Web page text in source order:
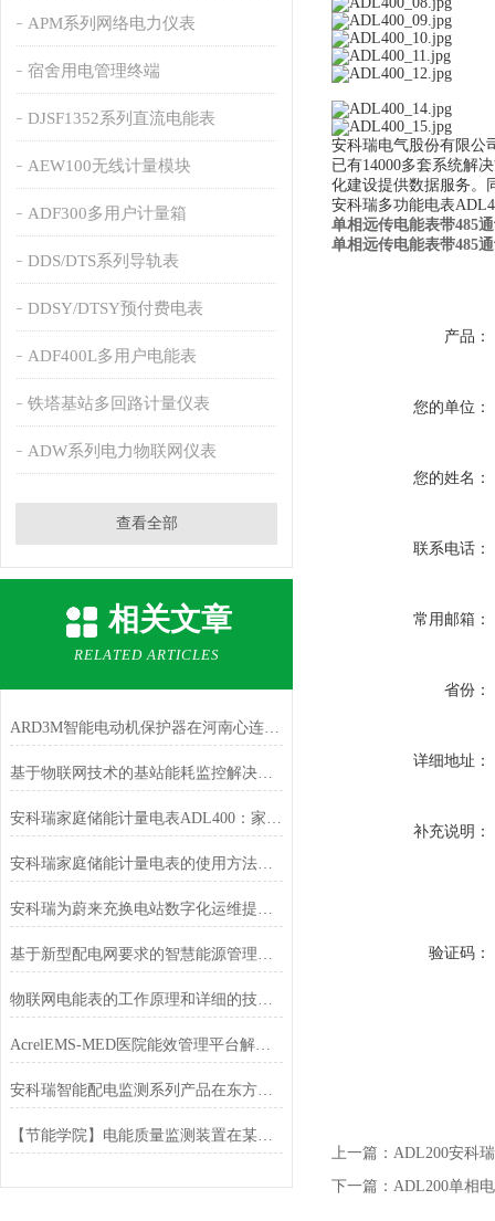
APM系列网络电力仪表
宿舍用电管理终端
DJSF1352系列直流电能表
AEW100无线计量模块
ADF300多用户计量箱
DDS/DTS系列导轨表
DDSY/DTSY预付费电表
ADF400L多用户电能表
铁塔基站多回路计量仪表
ADW系列电力物联网仪表
查看全部
相关文章
RELATED ARTICLES
ARD3M智能电动机保护器在河南心连心化学工业集团的应用
基于物联网技术的基站能耗监控解决方案
安科瑞家庭储能计量电表ADL400：家庭能源管理的智慧之选
安科瑞家庭储能计量电表的使用方法与维护方案
安科瑞为蔚来充换电站数字化运维提供解决方案
基于新型配电网要求的智慧能源管理平台设计 ​
物联网电能表的工作原理和详细的技术参数介绍
AcrelEMS-MED医院能效管理平台解决方案
安科瑞智能配电监测系列产品在东方希望北海氧化铝项目的应用
【节能学院】电能质量监测装置在某单晶硅棒光伏产业基地的应用
安科瑞电气股份有限公
已有14000多套系统解
化建设提供数据服务。
安科瑞多功能电表
单相远传电能表带485
单相远传电能表带485
产品：
您的单位：
您的姓名：
联系电话：
常用邮箱：
省份：
详细地址：
补充说明：
验证码：
上一篇： ADL200安科
下一篇： ADL200单相